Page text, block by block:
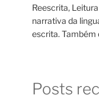
Reescrita,
narrativa da
escrita. Também
Posts